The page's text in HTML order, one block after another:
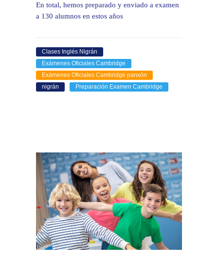
En total, hemos preparado y enviado a examen
a 130 alumnos en estos años
Clases Inglés Nigrán
Exámenes Oficiales Cambridge
Exámenes Oficiales Cambridge panxón
nigrán
Preparación Examen Cambridge